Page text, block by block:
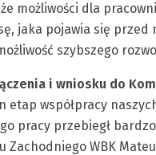
możliwości dla
jaka pojawia się przed
szybszego
i wniosku do
etap współpracy
pracy przebiegł
Zachodniego WBK